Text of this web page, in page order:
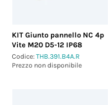
KIT Giunto pannello NC 4p
Vite M20 D5-12 IP68
Codice:THB.391.B4A.R
Prezzo non disponibile